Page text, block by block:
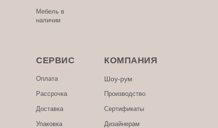
Сертификаты
Дизайнерам
Производство
КОМПАНИЯ
Оплата
Упаковка
СЕРВИС
Доставка
Мебель в
наличии
Шоу-рум
Рассрочка